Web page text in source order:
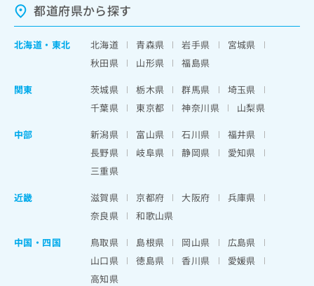
都道府県から探す
北海道 ・ 東北 北海道 青森県 岩手県
宮城県
秋田県
山形県
福島県
関東
茨城県 栃木県 群馬県
埼玉県
千葉県
東京都 神奈川県
山梨県
中部
新潟県 富山県 石川県
福井県
長野県
岐阜県 静岡県
愛知県
三重県
近畿
滋賀県 京都府 大阪府
兵庫県
奈良県
和歌山県
中国・四国
鳥取県 島根県 岡山県
広島県
山口県
徳島県 香川県
愛媛県
高知県